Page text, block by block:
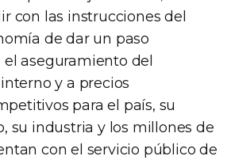
con las instrucciones del
de dar un paso
aseguramiento del
y a precios
para el país, su
su industria y los millones de
con el servicio público de